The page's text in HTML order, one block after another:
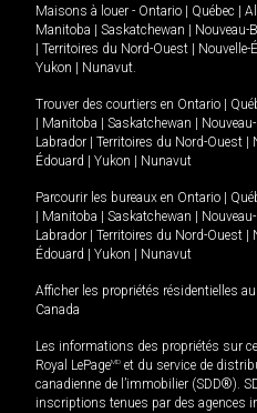
Maisons à louer - Ontario Québec
Manitoba
Saskatchewan Nouveau-
Territoires du Nord-Ouest Nouvelle-
Yukon
Nunavut.
Trouver des courtiers en Ontario
Manitoba Saskatchewan
Labrador
Territoires du Nord-Ouest
Édouard
Yukon Nunavut
Parcourir les bureaux en Ontario
Manitoba Saskatchewan
Labrador
Territoires du Nord-Ouest
Édouard
Yukon Nunavut
Afficher les propriétés résidentielles
Canada
Les informations des propriétés sur
Royal LePageMD et du service de
canadienne de l’immobilier (SDD®).
inscriptions tenues par des agences